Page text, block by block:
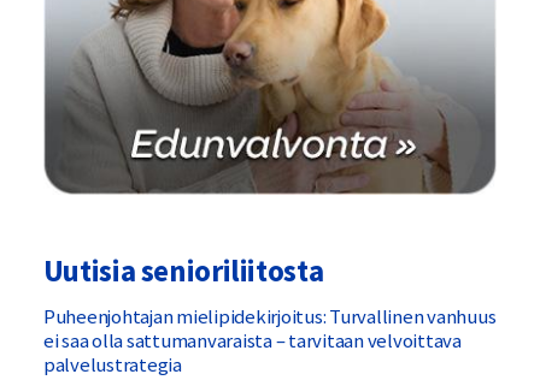
Uutisia senioriliitosta
Puheenjohtajan mielipidekirjoitus: Turvallinen vanhuus
ei saa olla sattumanvaraista – tarvitaan velvoittava
palvelustrategia